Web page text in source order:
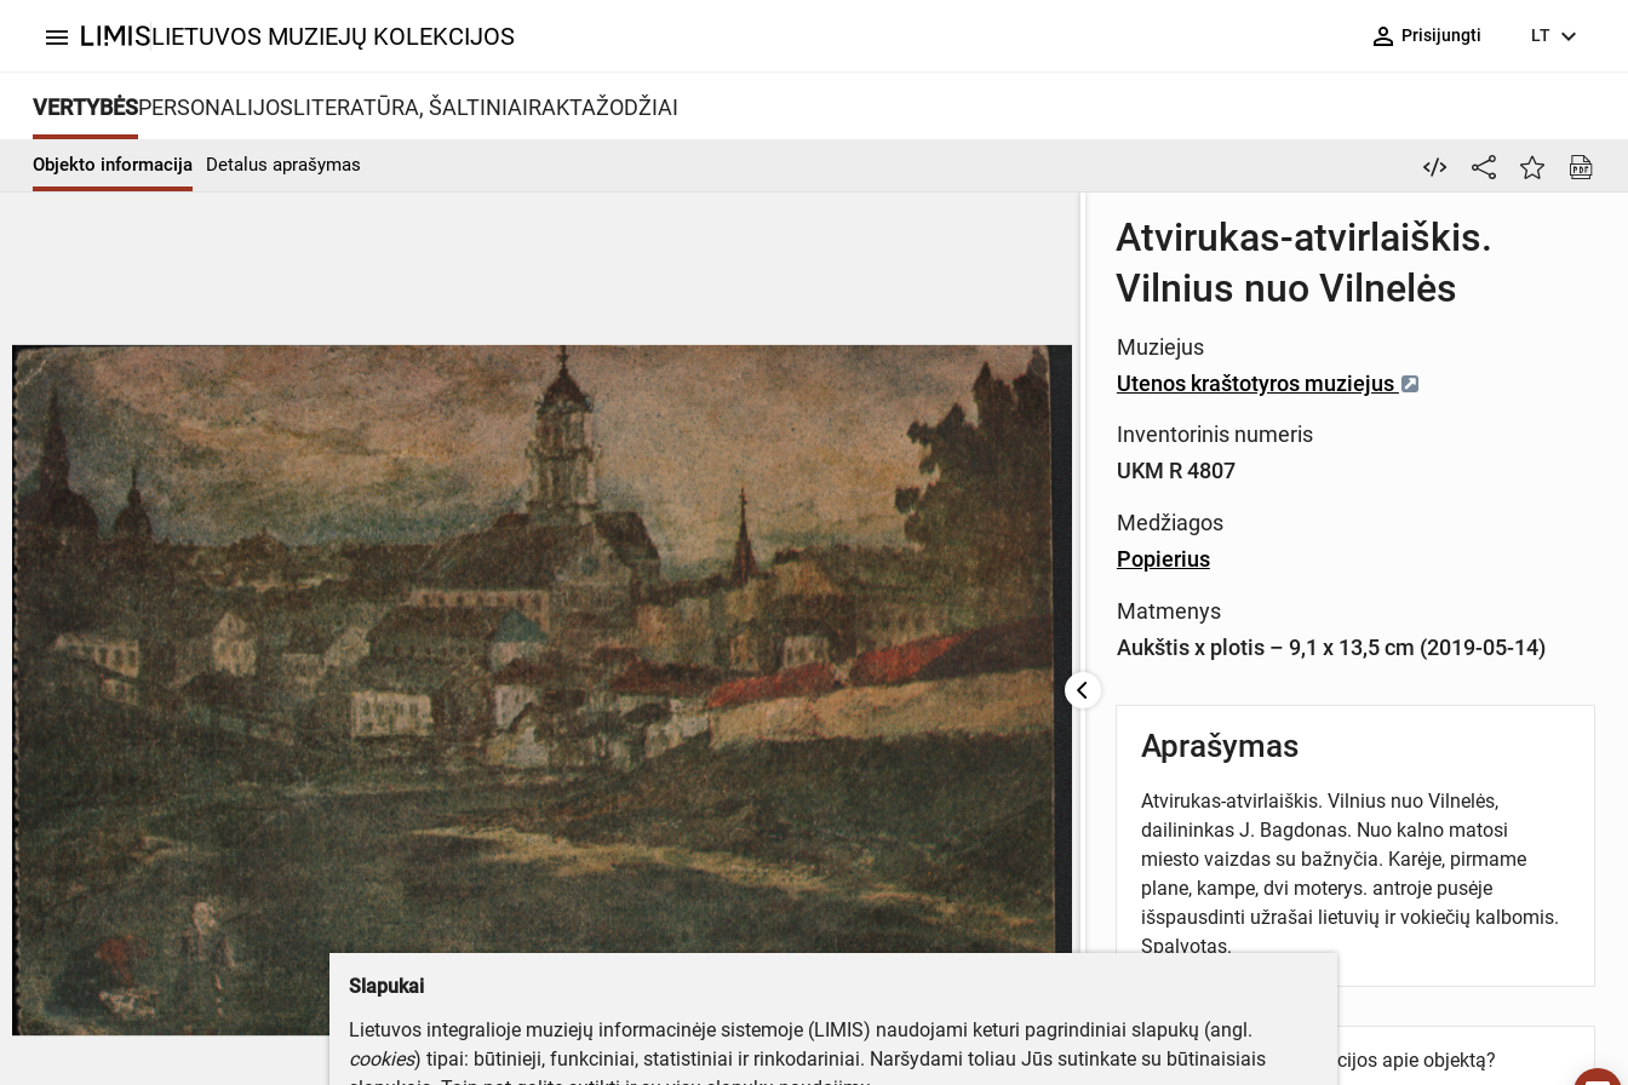
menu LIETUVOS MUZIEJŲ KOLEKCIJOS person_outline Prisijungti LT expand_more
VERTYBĖSPERSONALIJOSLITERATŪRA, ŠALTINIAIRAKTAŽODŽIAI
Objekto informacija Detalus aprašymas
Atvirukas-atvirlaiškis.
Vilnius nuo Vilnelės
Muziejus
Utenos kraštotyros muziejus
Inventorinis numeris
UKM R 4807
Medžiagos
Popierius
Matmenys
Aukštis x plotis – 9,1 x 13,5 cm (2019-05-14)
Aprašymas
Atvirukas-atvirlaiškis. Vilnius nuo Vilnelės,
dailininkas J. Bagdonas. Nuo kalno matosi
miesto vaizdas su bažnyčia. Karėje, pirmame
plane, kampe, dvi moterys. antroje pusėje
išspausdinti užrašai lietuvių ir vokiečių kalbomis.
Spalvotas.
Turite daugiau informacijos apie objektą?
Slapukai
Lietuvos integralioje muziejų informacinėje sistemoje (LIMIS) naudojami keturi pagrindiniai slapukų (angl.
cookies) tipai: būtinieji, funkciniai, statistiniai ir rinkodariniai. Naršydami toliau Jūs sutinkate su būtinaisiais